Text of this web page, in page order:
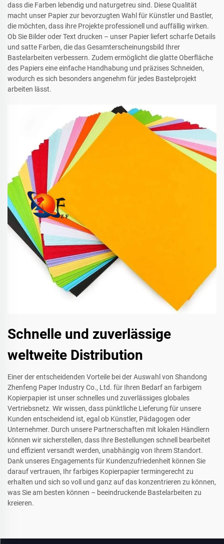
dass die Farben lebendig und naturgetreu sind. Diese Qualität
macht unser Papier zur bevorzugten Wahl für Künstler und Bastler,
die möchten, dass ihre Projekte professionell und auffällig wirken.
Ob Sie Bilder oder Text drucken – unser Papier liefert scharfe Details
und satte Farben, die das Gesamterscheinungsbild Ihrer
Bastelarbeiten verbessern. Zudem ermöglicht die glatte Oberfläche
des Papiers eine einfache Handhabung und präzises Schneiden,
wodurch es sich besonders angenehm für jedes Bastelprojekt
arbeiten lässt.
Schnelle und zuverlässige
weltweite Distribution
Einer der entscheidenden Vorteile bei der Auswahl von Shandong
Zhenfeng Paper Industry Co., Ltd. für Ihren Bedarf an farbigem
Kopierpapier ist unser schnelles und zuverlässiges globales
Vertriebsnetz. Wir wissen, dass pünktliche Lieferung für unsere
Kunden entscheidend ist, egal ob Künstler, Pädagogen oder
Unternehmer. Durch unsere Partnerschaften mit lokalen Händlern
können wir sicherstellen, dass Ihre Bestellungen schnell bearbeitet
und effizient versandt werden, unabhängig von Ihrem Standort.
Dank unseres Engagements für Kundenzufriedenheit können Sie
darauf vertrauen, Ihr farbiges Kopierpapier termingerecht zu
erhalten und sich so voll und ganz auf das konzentrieren zu können,
was Sie am besten können – beeindruckende Bastelarbeiten zu
kreieren.